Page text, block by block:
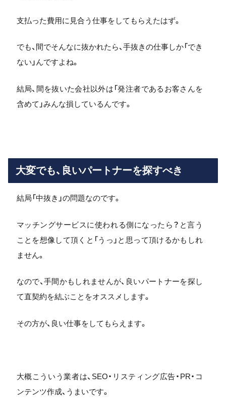
支払った費用に見合う仕事をしてもらえたはず。
でも、間でそんなに抜かれたら、手抜きの仕事しか「でき
ない」んですよね。
結局、間を抜いた会社以外は「発注者であるお客さんを
含めて」みんな損しているんです。
大変でも、良いパートナーを探すべき
結局「中抜き」の問題なのです。
マッチングサービスに使われる側になったら？と言う
ことを想像して頂くと「うっ」と思って頂けるかもしれ
ません。
なので、手間かもしれませんが、良いパートナーを探し
て直契約を結ぶことをオススメします。
その方が、良い仕事をしてもらえます。
大概こういう業者は、SEO・リスティング広告・PR・コ
ンテンツ作成、うまいです。